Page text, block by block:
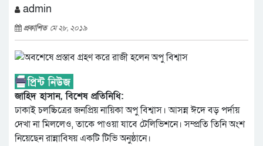
admin
প্রকাশিত মে ২৮, ২০১৯
জাহিদ হাসান, বিশেষ প্রতিনিধি:
ঢাকাই চলচ্চিত্রের জনপ্রিয় নায়িকা অপু বিশ্বাস। আসন্ন ঈদে বড় পর্দায়
দেখা না মিললেও, তাকে পাওয়া যাবে টেলিভিশনে। সম্প্রতি তিনি অংশ
নিয়েছেন রান্নাবিষয় একটি টিভি অনুষ্ঠানে।